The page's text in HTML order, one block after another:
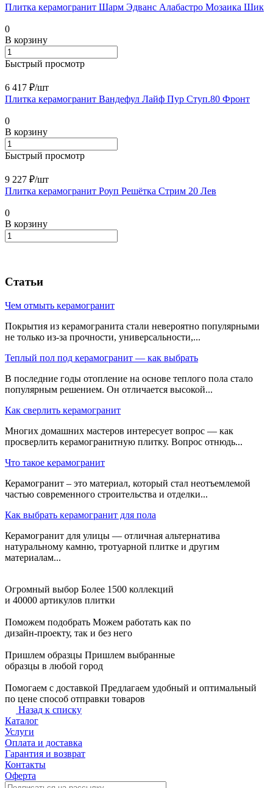
Плитка керамогранит Шарм Эдванс Алабастро Мозаика Шик
0
В корзину
Быстрый просмотр
6 417 ₽/шт
Плитка керамогранит Вандефул Лайф Пур Ступ.80 Фронт
0
В корзину
Быстрый просмотр
9 227 ₽/шт
Плитка керамогранит Роуп Решётка Стрим 20 Лев
0
В корзину
Статьи
Чем отмыть керамогранит
Покрытия из керамогранита стали невероятно популярными
не только из-за прочности, универсальности,...
Теплый пол под керамогранит — как выбрать
В последние годы отопление на основе теплого пола стало
популярным решением. Он отличается высокой...
Как сверлить керамогранит
Многих домашних мастеров интересует вопрос — как
просверлить керамогранитную плитку. Вопрос отнюдь...
Что такое керамогранит
Керамогранит – это материал, который стал неотъемлемой
частью современного строительства и отделки...
Как выбрать керамогранит для пола
Керамогранит для улицы — отличная альтернатива
натуральному камню, тротуарной плитке и другим
материалам...
Огромный выбор Более 1500 коллекций
и 40000 артикулов плитки
Поможем подобрать Можем работать как по
дизайн-проекту, так и без него
Пришлем образцы Пришлем выбранные
образцы в любой город
Помогаем с доставкой Предлагаем удобный и оптимальный
по цене способ отправки товаров
Назад к списку
Каталог
Услуги
Оплата и доставка
Гарантия и возврат
Контакты
Оферта